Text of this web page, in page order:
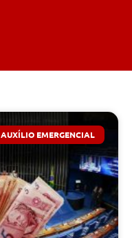
AUXÍLIO EMERGENCIAL